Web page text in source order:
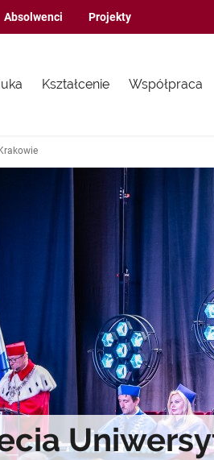
Absolwenci Projekty
Kształcenie Współpraca